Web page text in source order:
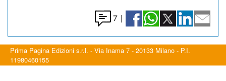
7 |
Prima Pagina Edizioni s.r.l. - Via Inama 7 - 20133 Milano - P.I.
11980460155